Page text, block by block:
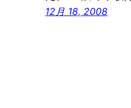
12月 18, 2008